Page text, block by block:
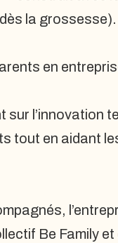
la grossesse).
en
sur l’innovation
tout en aidant
Be Family et